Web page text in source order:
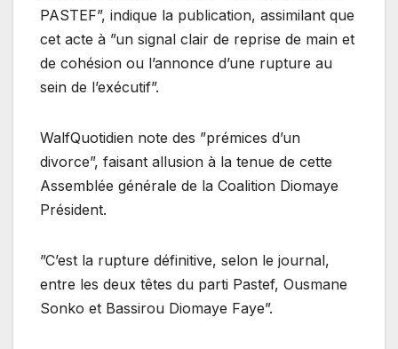
PASTEF”, indique la publication, assimilant que
cet acte à ”un signal clair de reprise de main et
de cohésion ou l’annonce d’une rupture au
sein de l’exécutif”.
WalfQuotidien note des ”prémices d’un
divorce”, faisant allusion à la tenue de cette
Assemblée générale de la Coalition Diomaye
Président.
”C’est la rupture définitive, selon le journal,
entre les deux têtes du parti Pastef, Ousmane
Sonko et Bassirou Diomaye Faye”.